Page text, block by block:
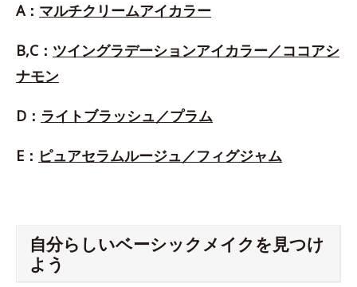
A： マルチクリームアイカラー
B,C： ツイングラデーションアイカラー／ココアシ
ナモン
D： ライトブラッシュ／プラム
E： ピュアセラムルージュ／フィグジャム
自分らしいベーシックメイクを見つけ
よう